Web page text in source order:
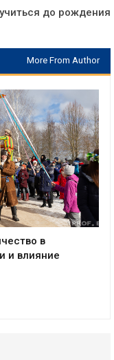
до рождения
More From Author
в
и влияние